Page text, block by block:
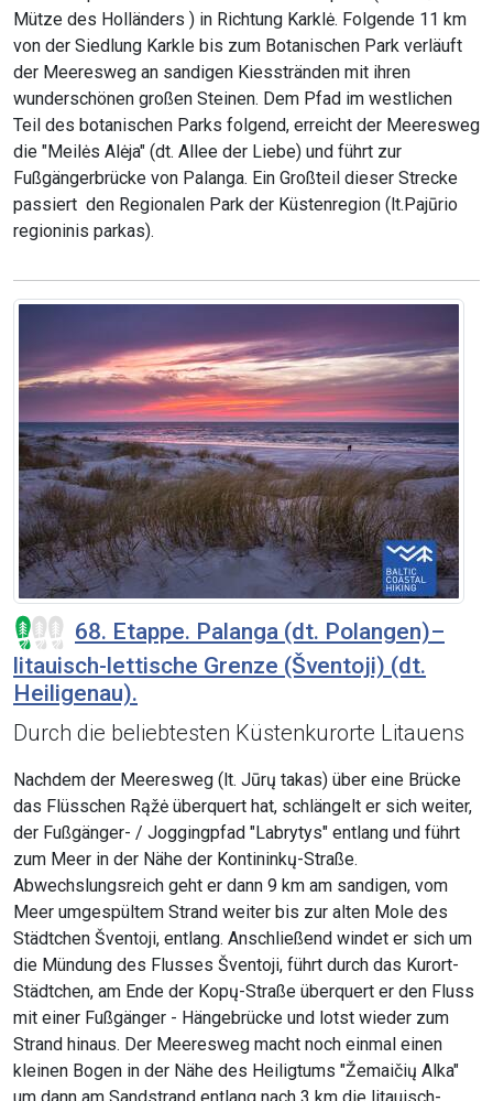
Mütze des Holländers ) in Richtung Karklė. Folgende 11 km
von der Siedlung Karkle bis zum Botanischen Park verläuft
der Meeresweg an sandigen Kiesstränden mit ihren
wunderschönen großen Steinen. Dem Pfad im westlichen
Teil des botanischen Parks folgend, erreicht der Meeresweg
die "Meilės Alėja" (dt. Allee der Liebe) und führt zur
Fußgängerbrücke von Palanga. Ein Großteil dieser Strecke
passiert den Regionalen Park der Küstenregion (lt.Pajūrio
regioninis parkas).
68. Etappe. Palanga (dt. Polangen)–
litauisch-lettische Grenze (Šventoji) (dt.
Heiligenau).
Durch die beliebtesten Küstenkurorte Litauens
Nachdem der Meeresweg (lt. Jūrų takas) über eine Brücke
das Flüsschen Rąžė überquert hat, schlängelt er sich weiter,
der Fußgänger- / Joggingpfad "Labrytys" entlang und führt
zum Meer in der Nähe der Kontininkų-Straße.
Abwechslungsreich geht er dann 9 km am sandigen, vom
Meer umgespültem Strand weiter bis zur alten Mole des
Städtchen Šventoji, entlang. Anschließend windet er sich um
die Mündung des Flusses Šventoji, führt durch das Kurort-
Städtchen, am Ende der Kopų-Straße überquert er den Fluss
mit einer Fußgänger - Hängebrücke und lotst wieder zum
Strand hinaus. Der Meeresweg macht noch einmal einen
kleinen Bogen in der Nähe des Heiligtums "Žemaičių Alka"